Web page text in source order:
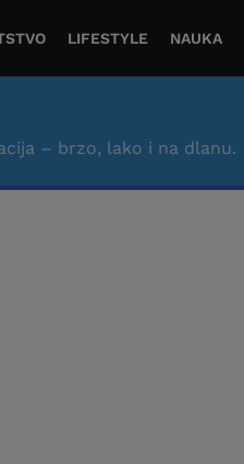
LIFESTYLE NAUKA
– brzo, lako i na dlanu.